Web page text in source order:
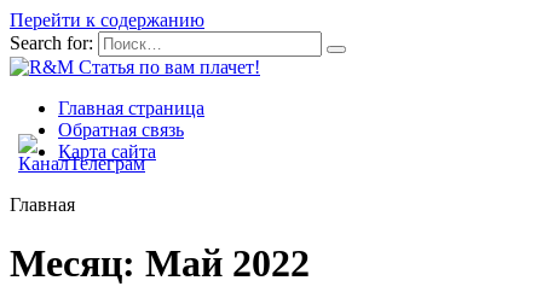
Перейти к содержанию
Search for:
Главная страница
Обратная связь
Карта сайта
Главная
Месяц: Май 2022